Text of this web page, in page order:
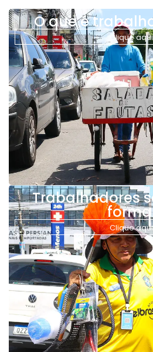
O que é
Clique aqui
Trabalhadores
Clique aqui